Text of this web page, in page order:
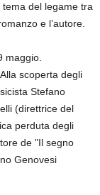
del legame tra
e l’autore.
maggio.
scoperta degli
Stefano
(direttrice del
perduta degli
de "Il segno
Genovesi